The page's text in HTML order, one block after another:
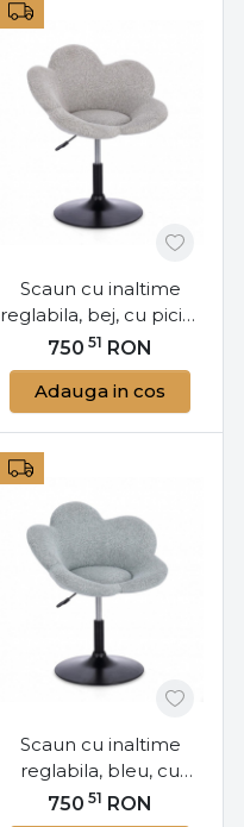
Scaun cu inaltime
reglabila, bej, cu picior
negru, Fleur, Yes
750 51 RON
Adauga in cos
Scaun cu inaltime
reglabila, bleu, cu
picior negru, Fleur, Yes
750 51 RON